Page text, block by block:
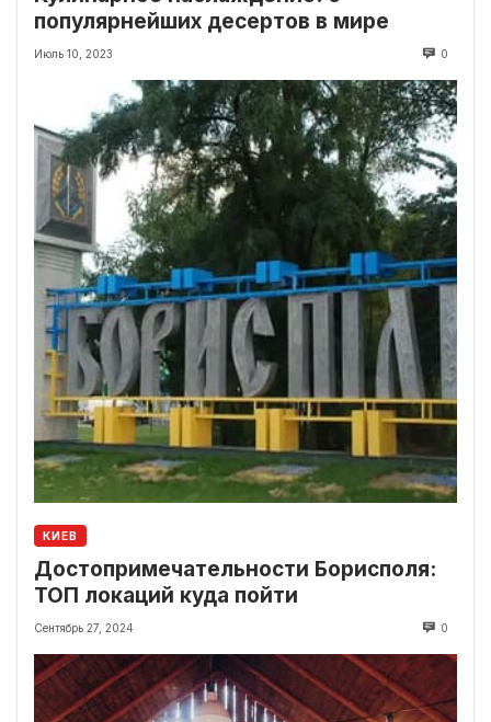
популярнейших десертов в мире
Июль 10, 2023 0
КИЕВ
Достопримечательности Борисполя:
ТОП локаций куда пойти
Сентябрь 27, 2024 0